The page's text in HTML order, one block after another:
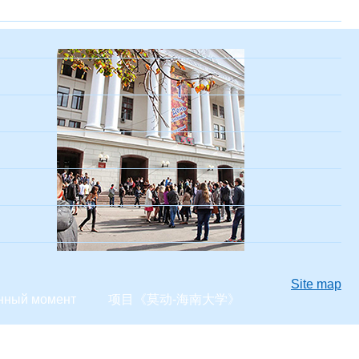
момент 项目《莫动-海南大学》
Site map